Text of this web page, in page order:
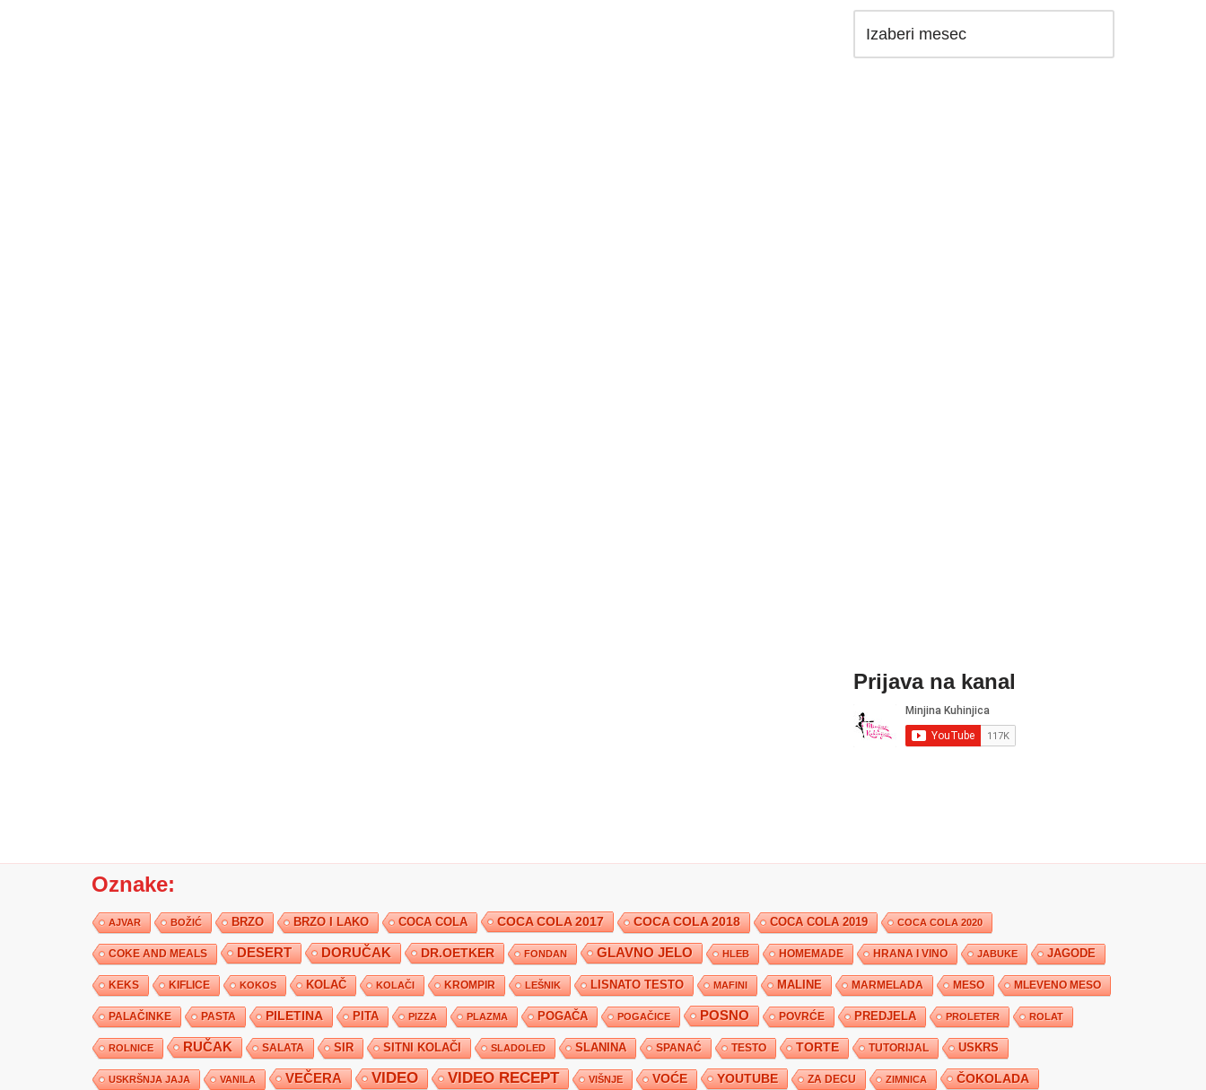
Prijava na kanal
Oznake:
AJVAR BOŽIĆ BRZO BRZO I LAKO COCA COLA COCA COLA 2017 COCA COLA 2018 COCA COLA 2019 COCA COLA 2020
COKE AND MEALS DESERT DORUČAK DR.OETKER FONDAN GLAVNO JELO HLEB HOMEMADE HRANA I VINO JABUKE JAGODE
KEKS KIFLICE KOKOS KOLAČ KOLAČI KROMPIR LEŠNIK LISNATO TESTO MAFINI MALINE MARMELADA MESO MLEVENO MESO
PALAČINKE PASTA PILETINA PITA PIZZA PLAZMA POGAČA POGAČICE POSNO POVRĆE PREDJELA PROLETER ROLAT
ROLNICE RUČAK SALATA SIR SITNI KOLAČI SLADOLED SLANINA SPANAĆ TESTO TORTE TUTORIJAL USKRS
USKRŠNJA JAJA VANILA VEČERA VIDEO VIDEO RECEPT VIŠNJE VOĆE YOUTUBE ZA DECU ZIMNICA ČOKOLADA